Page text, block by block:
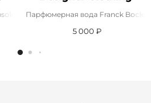
Aventus (100 мл)
Парфюмерная вода Franck Boclet
5 000 ₽